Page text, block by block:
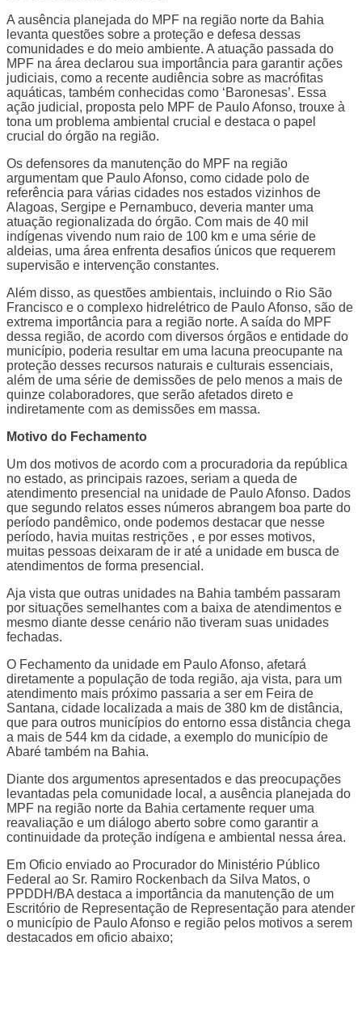
A ausência planejada do MPF na região norte da Bahia
levanta questões sobre a proteção e defesa dessas
comunidades e do meio ambiente. A atuação passada do
MPF na área declarou sua importância para garantir ações
judiciais, como a recente audiência sobre as macrófitas
aquáticas, também conhecidas como ‘Baronesas’. Essa
ação judicial, proposta pelo MPF de Paulo Afonso, trouxe à
tona um problema ambiental crucial e destaca o papel
crucial do órgão na região.
Os defensores da manutenção do MPF na região
argumentam que Paulo Afonso, como cidade polo de
referência para várias cidades nos estados vizinhos de
Alagoas, Sergipe e Pernambuco, deveria manter uma
atuação regionalizada do órgão. Com mais de 40 mil
indígenas vivendo num raio de 100 km e uma série de
aldeias, uma área enfrenta desafios únicos que requerem
supervisão e intervenção constantes.
Além disso, as questões ambientais, incluindo o Rio São
Francisco e o complexo hidrelétrico de Paulo Afonso, são de
extrema importância para a região norte. A saída do MPF
dessa região, de acordo com diversos órgãos e entidade do
município, poderia resultar em uma lacuna preocupante na
proteção desses recursos naturais e culturais essenciais,
além de uma série de demissões de pelo menos a mais de
quinze colaboradores, que serão afetados direto e
indiretamente com as demissões em massa.
Motivo do Fechamento
Um dos motivos de acordo com a procuradoria da república
no estado, as principais razoes, seriam a queda de
atendimento presencial na unidade de Paulo Afonso. Dados
que segundo relatos esses números abrangem boa parte do
período pandêmico, onde podemos destacar que nesse
período, havia muitas restrições , e por esses motivos,
muitas pessoas deixaram de ir até a unidade em busca de
atendimentos de forma presencial.
Aja vista que outras unidades na Bahia também passaram
por situações semelhantes com a baixa de atendimentos e
mesmo diante desse cenário não tiveram suas unidades
fechadas.
O Fechamento da unidade em Paulo Afonso, afetará
diretamente a população de toda região, aja vista, para um
atendimento mais próximo passaria a ser em Feira de
Santana, cidade localizada a mais de 380 km de distância,
que para outros municípios do entorno essa distância chega
a mais de 544 km da cidade, a exemplo do município de
Abaré também na Bahia.
Diante dos argumentos apresentados e das preocupações
levantadas pela comunidade local, a ausência planejada do
MPF na região norte da Bahia certamente requer uma
reavaliação e um diálogo aberto sobre como garantir a
continuidade da proteção indígena e ambiental nessa área.
Em Oficio enviado ao Procurador do Ministério Público
Federal ao Sr. Ramiro Rockenbach da Silva Matos, o
PPDDH/BA destaca a importância da manutenção de um
Escritório de Representação de Representação para atender
o município de Paulo Afonso e região pelos motivos a serem
destacados em oficio abaixo;